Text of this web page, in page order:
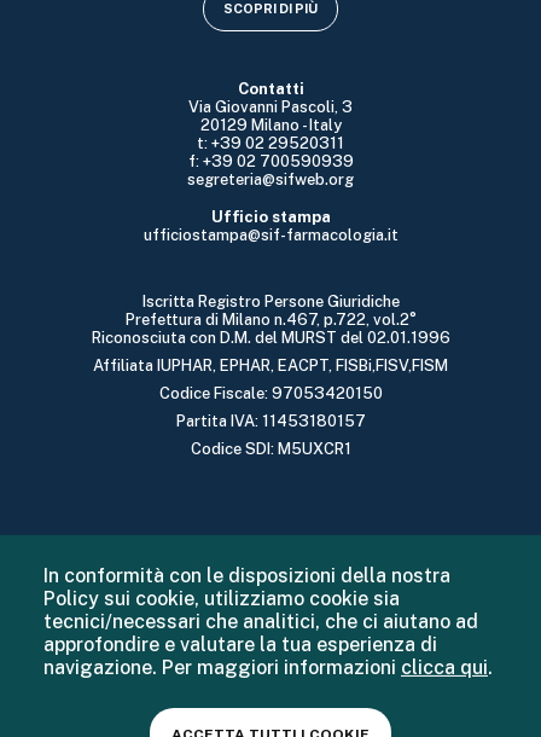
Contatti
Via Giovanni Pascoli, 3
20129 Milano - Italy
t: +39 02 29520311
f: +39 02 700590939
segreteria@sifweb.org
Ufficio stampa
ufficiostampa@sif-farmacologia.it
Iscritta Registro Persone Giuridiche
Prefettura di Milano n.467, p.722, vol.2°
Riconosciuta con D.M. del MURST del 02.01.1996
Affiliata IUPHAR, EPHAR, EACPT, FISBi,FISV,FISM
Codice Fiscale: 97053420150
Partita IVA: 11453180157
Codice SDI: M5UXCR1
SCOPRI DI PIÙ
In conformità con le disposizioni della nostra
Policy sui cookie, utilizziamo cookie sia
tecnici/necessari che analitici, che ci aiutano ad
approfondire e valutare la tua esperienza di
navigazione. Per maggiori informazioni clicca qui.